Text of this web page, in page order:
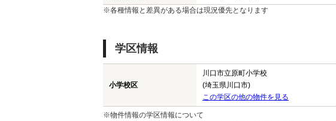
※各種情報と差異がある場合は現況優先となります
学区情報
小学校区
川口市立原町小学校
(埼玉県川口市)
この学区の他の物件を見る
※物件情報の学区情報について